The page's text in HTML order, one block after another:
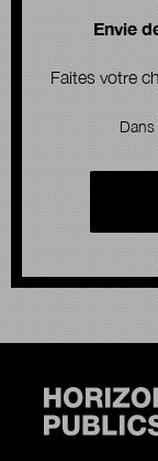
Envie
Faites votre